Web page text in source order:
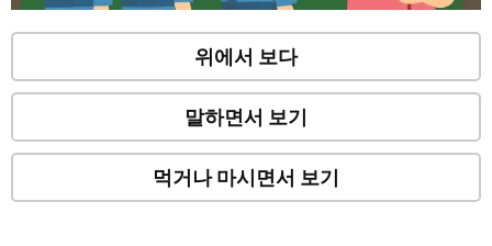
위에서 보다
말하면서 보기
먹거나 마시면서 보기